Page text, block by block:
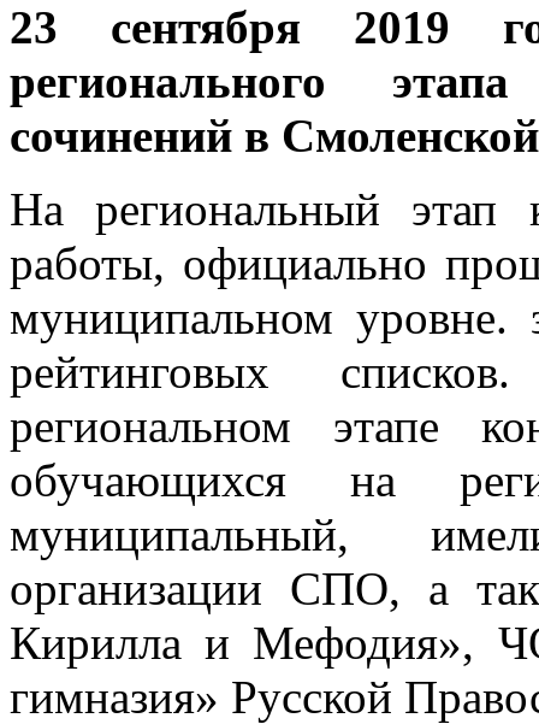
23 сентября 2019
регионального
сочинений в
На региональный этап
работы, официально
муниципальном уровне.
рейтинговых
региональном этапе
обучающихся на
муниципальный,
организации СПО, а
Кирилла и Мефодия»,
гимназия» Русской